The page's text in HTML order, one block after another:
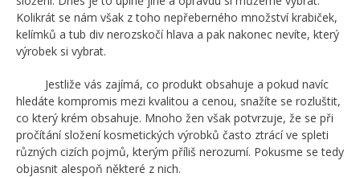
Kolikrát se nám však z toho nepřeberného množství krabiček,
kelímků a tub div nerozskočí hlava a pak nakonec nevíte, který
výrobek si vybrat.
Jestliže vás zajímá, co produkt obsahuje a pokud navíc
hledáte kompromis mezi kvalitou a cenou, snažíte se rozluštit,
co který krém obsahuje. Mnoho žen však potvrzuje, že se při
pročítání složení kosmetických výrobků často ztrácí ve spleti
různých cizích pojmů, kterým příliš nerozumí. Pokusme se tedy
objasnit alespoň některé z nich.